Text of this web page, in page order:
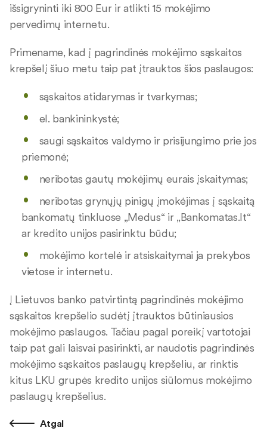
išsigryninti iki 800 Eur ir atlikti 15 mokėjimo
pervedimų internetu.
Primename, kad į pagrindinės mokėjimo sąskaitos
krepšelį šiuo metu taip pat įtrauktos šios paslaugos:
sąskaitos atidarymas ir tvarkymas;
el. bankininkystė;
saugi sąskaitos valdymo ir prisijungimo prie jos
priemonė;
neribotas gautų mokėjimų eurais įskaitymas;
neribotas grynųjų pinigų įmokėjimas į sąskaitą
bankomatų tinkluose „Medus“ ir „Bankomatas.lt“
ar kredito unijos pasirinktu būdu;
mokėjimo kortelė ir atsiskaitymai ja prekybos
vietose ir internetu.
Į Lietuvos banko patvirtintą pagrindinės mokėjimo
sąskaitos krepšelio sudėtį įtrauktos būtiniausios
mokėjimo paslaugos. Tačiau pagal poreikį vartotojai
taip pat gali laisvai pasirinkti, ar naudotis pagrindinės
mokėjimo sąskaitos paslaugų krepšeliu, ar rinktis
kitus LKU grupės kredito unijos siūlomus mokėjimo
paslaugų krepšelius.
Atgal